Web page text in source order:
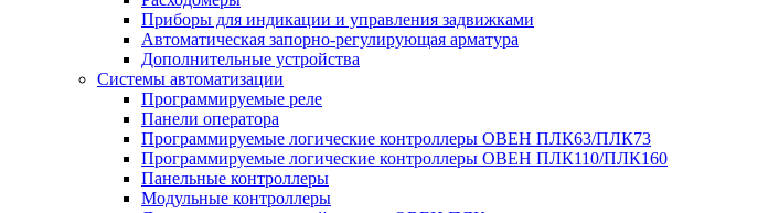
Приборы для индикации и управления задвижками
Автоматическая запорно-регулирующая арматура
Дополнительные устройства
Системы автоматизации
Программируемые реле
Панели оператора
Программируемые логические контроллеры ОВЕН ПЛК63/ПЛК73
Программируемые логические контроллеры ОВЕН ПЛК110/ПЛК160
Панельные контроллеры
Модульные контроллеры